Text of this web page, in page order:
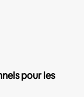
pour les